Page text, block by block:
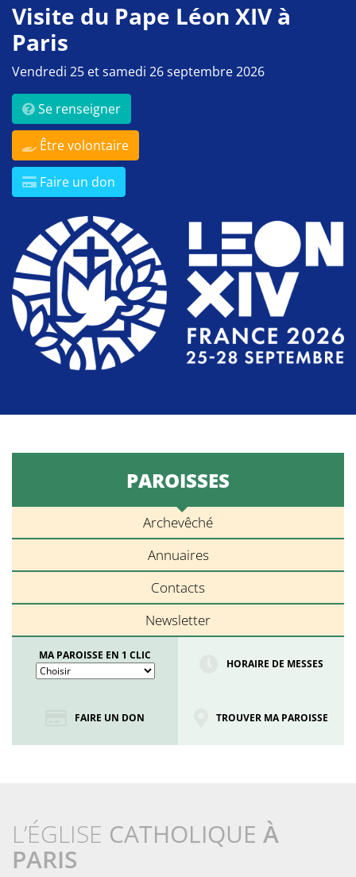
Visite du Pape Léon XIV à
Paris
Vendredi 25 et samedi 26 septembre 2026
Se renseigner
Être volontaire
Faire un don
PAROISSES
Archevêché
Annuaires
Contacts
Newsletter
MA PAROISSE EN 1 CLIC
HORAIRE DE MESSES
FAIRE UN DON TROUVER MA PAROISSE
L’ÉGLISE CATHOLIQUE À
PARIS